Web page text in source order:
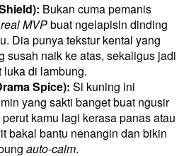
real MVP buat ngelapisin dinding
Dia punya tekstur kental yang
susah naik ke atas, sekaligus jadi
di lambung.
Spice): Si kuning ini
yang sakti banget buat ngusir
kamu lagi kerasa panas atau
bakal bantu nenangin dan bikin
auto-calm.